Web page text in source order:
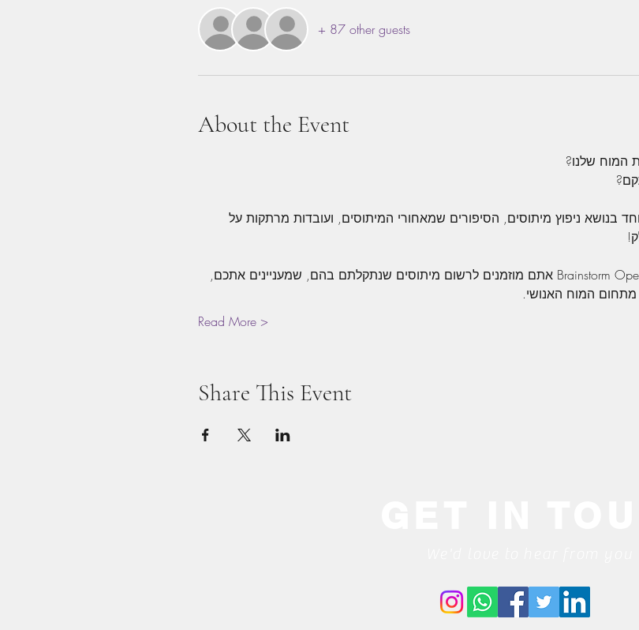
+ 87 other guests
About the Event
בנושא ניפוץ מיתוסים, הסיפורים שמאחורי המיתוסים, ועובדות מרתקות על
בתגובות לפוסט בעמוד הפייסבוק שלנו  Brainstorm OpenU אתם מוזמנים לרשום מיתוסים שנתקלתם בהם, שמעניינים אתכם,
מתחום המוח האנושי.
Read More >
Share This Event